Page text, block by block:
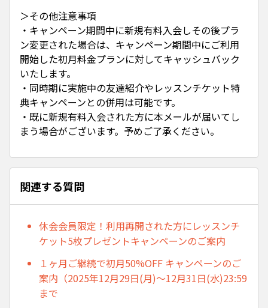
＞その他注意事項
・キャンペーン期間中に新規有料入会しその後プラ
ン変更された場合は、キャンペーン期間中にご利用
開始した初月料金プランに対してキャッシュバック
いたします。
・同時期に実施中の友達紹介やレッスンチケット特
典キャンペーンとの併用は可能です。
・既に新規有料入会された方に本メールが届いてし
まう場合がございます。予めご了承ください。
関連する質問
休会会員限定！利用再開された方にレッスンチ
ケット5枚プレゼントキャンペーンのご案内
１ヶ月ご継続で初月50%OFF キャンペーンのご
案内（2025年12月29日(月)～12月31日(水)23:59
まで